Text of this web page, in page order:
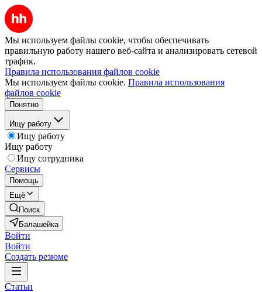
Мы используем файлы cookie, чтобы обеспечивать
правильную работу нашего веб-сайта и анализировать сетевой
трафик.
Правила использования файлов cookie
Мы используем файлы cookie. Правила использования
файлов cookie
Понятно
Ищу работу
Ищу работу
Ищу работу
Ищу сотрудника
Сервисы
Помощь
Ещё
Поиск
Балашейка
Войти
Войти
Создать резюме
Статьи